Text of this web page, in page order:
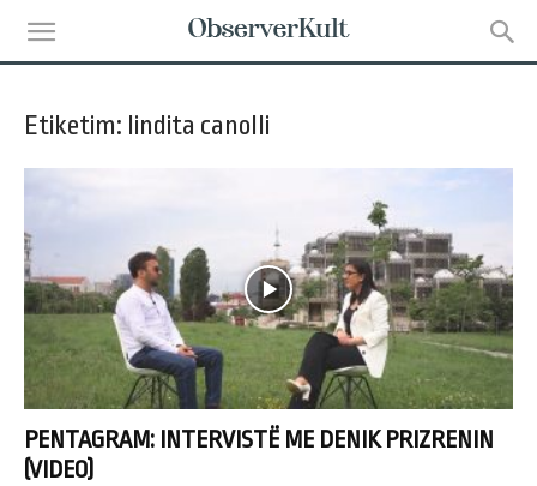
Etiketim: lindita canolli
PENTAGRAM: INTERVISTË ME DENIK PRIZRENIN
(VIDEO)